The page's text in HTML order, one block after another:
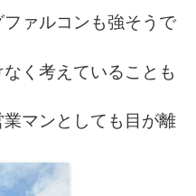
ァルコンも強そうで
く考えていることも
マンとしても目が離